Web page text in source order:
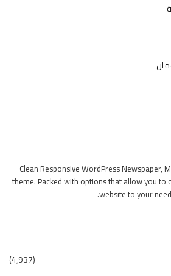
Clean Responsive WordPress Newspaper,
theme. Packed with options that allow you
website to your
(4٬937)